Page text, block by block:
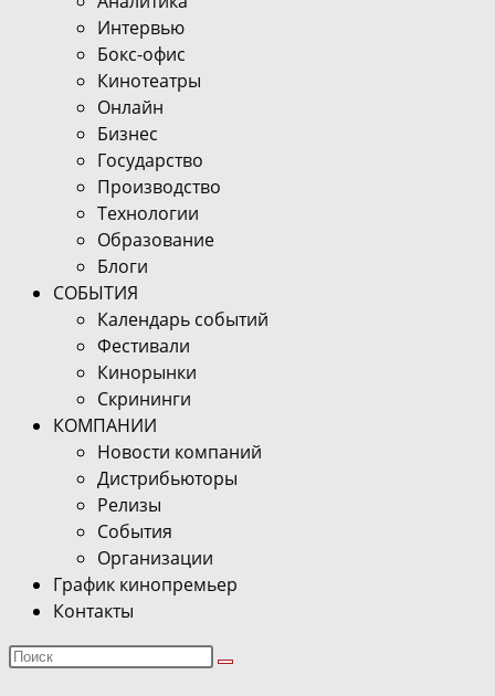
Интервью
Бокс-офис
Кинотеатры
Онлайн
Бизнес
Государство
Производство
Технологии
Образование
Блоги
СОБЫТИЯ
Календарь событий
Фестивали
Кинорынки
Скрининги
КОМПАНИИ
Новости компаний
Дистрибьюторы
Релизы
События
Организации
График кинопремьер
Контакты
Поиск